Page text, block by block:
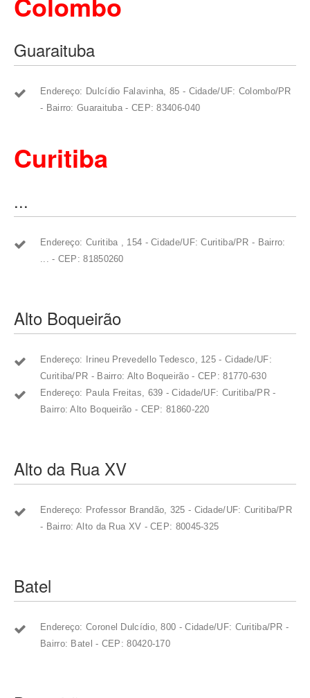
Guaraituba
Endereço: Dulcídio Falavinha, 85 - Cidade/UF: Colombo/PR
- Bairro: Guaraituba - CEP: 83406-040
Curitiba
...
Endereço: Curitiba , 154 - Cidade/UF: Curitiba/PR - Bairro:
... - CEP: 81850260
Alto Boqueirão
Endereço: Irineu Prevedello Tedesco, 125 - Cidade/UF:
Curitiba/PR - Bairro: Alto Boqueirão - CEP: 81770-630
Endereço: Paula Freitas, 639 - Cidade/UF: Curitiba/PR -
Bairro: Alto Boqueirão - CEP: 81860-220
Alto da Rua XV
Endereço: Professor Brandão, 325 - Cidade/UF: Curitiba/PR
- Bairro: Alto da Rua XV - CEP: 80045-325
Batel
Endereço: Coronel Dulcídio, 800 - Cidade/UF: Curitiba/PR -
Bairro: Batel - CEP: 80420-170